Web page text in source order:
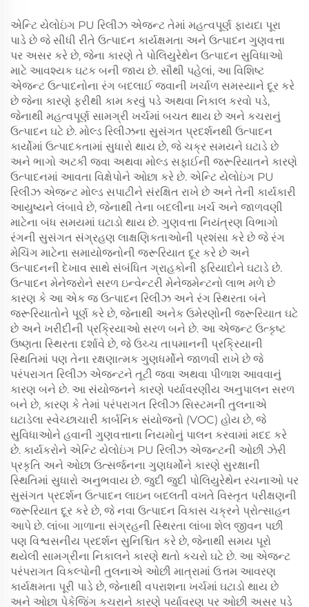
એન્ટિ યેલોઇંગ PU રિલીઝ એજન્ટ તેમાં મહત્વપૂર્ણ ફાયદા પૂરા
પાડે છે જે સીધી રીતે ઉત્પાદન કાર્યક્ષમતા અને ઉત્પાદન ગુણવત્તા
પર અસર કરે છે, જેના કારણે તે પોલિયુરેથેન ઉત્પાદન સુવિધાઓ
માટે આવશ્યક ઘટક બની જાય છે. સૌથી પહેલાં, આ વિશિષ્ટ
એજન્ટ ઉત્પાદનોના રંગ બદલાઈ જવાની ખર્ચાળ સમસ્યાને દૂર કરે
છે જેના કારણે ફરીથી કામ કરવું પડે અથવા નિકાલ કરવો પડે,
જેનાથી મહત્વપૂર્ણ સામગ્રી ખર્ચમાં બચત થાય છે અને કચરાનું
ઉત્પાદન ઘટે છે. મોલ્ડ રિલીઝના સુસંગત પ્રદર્શનથી ઉત્પાદન
કાર્યોમાં ઉત્પાદકતામાં સુધારો થાય છે, જે ચક્ર સમયને ઘટાડે છે
અને ભાગો અટકી જવા અથવા મોલ્ડ સફાઈની જરૂરિયાતને કારણે
ઉત્પાદનમાં આવતા વિક્ષેપોને ઓછા કરે છે. એન્ટિ યેલોઇંગ PU
રિલીઝ એજન્ટ મોલ્ડ સપાટીને સંરક્ષિત રાખે છે અને તેની કાર્યકારી
આયુષ્યને લંબાવે છે, જેનાથી તેના બદલીના ખર્ચ અને જાળવણી
માટેના બંધ સમયમાં ઘટાડો થાય છે. ગુણવત્તા નિયંત્રણ વિભાગો
રંગની સુસંગત સંગ્રહણ લાક્ષણિકતાઓની પ્રશંસા કરે છે જે રંગ
મેચિંગ માટેના સમાયોજનોની જરૂરિયાત દૂર કરે છે અને
ઉત્પાદનની દેખાવ સાથે સંબંધિત ગ્રાહકોની ફરિયાદોને ઘટાડે છે.
ઉત્પાદન મેનેજરોને સરળ ઇન્વેન્ટરી મેનેજમેન્ટનો લાભ મળે છે
કારણ કે આ એક જ ઉત્પાદન રિલીઝ અને રંગ સ્થિરતા બંને
જરૂરિયાતોને પૂર્ણ કરે છે, જેનાથી અનેક ઉમેરણોની જરૂરિયાત ઘટે
છે અને ખરીદીની પ્રક્રિયાઓ સરળ બને છે. આ એજન્ટ ઉત્કૃષ્ટ
ઉષ્ણતા સ્થિરતા દર્શાવે છે, જે ઉચ્ચ તાપમાનની પ્રક્રિયાની
સ્થિતિમાં પણ તેના રક્ષણાત્મક ગુણધર્મોને જાળવી રાખે છે જે
પરંપરાગત રિલીઝ એજન્ટને તૂટી જવા અથવા પીળાશ આવવાનું
કારણ બને છે. આ સંયોજનને કારણે પર્યાવરણીય અનુપાલન સરળ
બને છે, કારણ કે તેમાં પરંપરાગત રિલીઝ સિસ્ટમની તુલનાએ
ઘટાડેલા સ્વેચ્છાચારી કાર્બનિક સંયોજનો (VOC) હોય છે, જે
સુવિધાઓને હવાની ગુણવત્તાના નિયમોનું પાલન કરવામાં મદદ કરે
છે. કાર્યકરોને એન્ટિ યેલોઇંગ PU રિલીઝ એજન્ટની ઓછી ઝેરી
પ્રકૃતિ અને ઓછા ઉત્સર્જનના ગુણધર્મોને કારણે સુરક્ષાની
સ્થિતિમાં સુધારો અનુભવાય છે. જુદી જુદી પોલિયુરેથેન રચનાઓ પર
સુસંગત પ્રદર્શન ઉત્પાદન લાઇન બદલતી વખતે વિસ્તૃત પરીક્ષણની
જરૂરિયાત દૂર કરે છે, જે નવા ઉત્પાદન વિકાસ ચક્રને પ્રોત્સાહન
આપે છે. લાંબા ગાળાના સંગ્રહની સ્થિરતા લાંબા શેલ જીવન પછી
પણ વિશ્વસનીય પ્રદર્શન સુનિશ્ચિત કરે છે, જેનાથી સમય પૂરો
થયેલી સામગ્રીના નિકાલને કારણે થતો કચરો ઘટે છે. આ એજન્ટ
પરંપરાગત વિકલ્પોની તુલનાએ ઓછી માત્રામાં ઉત્તમ આવરણ
કાર્યક્ષમતા પૂરી પાડે છે, જેનાથી વપરાશના ખર્ચમાં ઘટાડો થાય છે
અને ઓછા પેકેજિંગ કચરાને કારણે પર્યાવરણ પર ઓછી અસર પડે